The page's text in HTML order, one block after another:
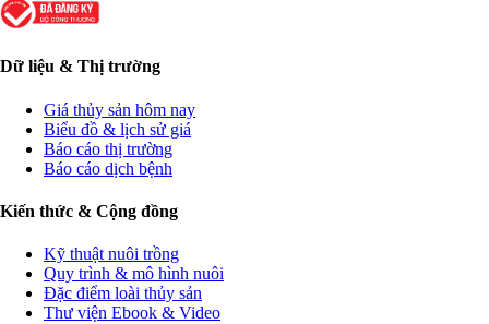
Dữ liệu & Thị trường
Giá thủy sản hôm nay
Biểu đồ & lịch sử giá
Báo cáo thị trường
Báo cáo dịch bệnh
Kiến thức & Cộng đồng
Kỹ thuật nuôi trồng
Quy trình & mô hình nuôi
Đặc điểm loài thủy sản
Thư viện Ebook & Video